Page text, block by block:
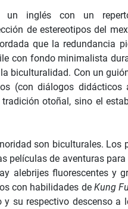
un inglés con un
de estereotipos del
que la redundancia
con fondo minimalista
biculturalidad. Con un
(con diálogos
otoñal, sino el
son biculturales.
películas de aventuras
alebrijes fluorescentes y
con habilidades deKung
su respectivo descenso